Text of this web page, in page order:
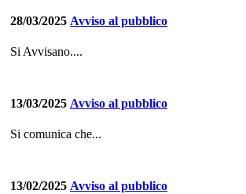
28/03/2025 Avviso al pubblico
Si Avvisano....
13/03/2025 Avviso al pubblico
Si comunica che...
13/02/2025 Avviso al pubblico